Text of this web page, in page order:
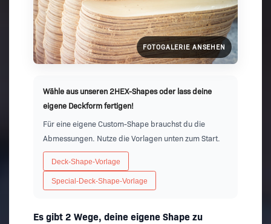
FOTOGALERIE ANSEHEN
Wähle aus unseren 2HEX-Shapes oder lass deine
eigene Deckform fertigen!
Für eine eigene Custom-Shape brauchst du die
Abmessungen. Nutze die Vorlagen unten zum Start.
Deck-Shape-Vorlage
Special-Deck-Shape-Vorlage
Es gibt 2 Wege, deine eigene Shape zu